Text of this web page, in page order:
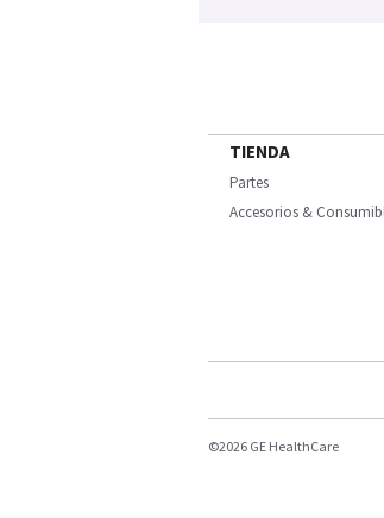
TIENDA
Partes
Accesorios &
©2026 GE HealthCare